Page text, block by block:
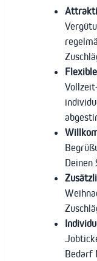
Deinen
Bedarf